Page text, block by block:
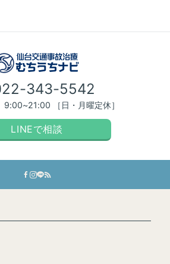
343-5542
9:00~21:00 ［日・月曜定休］
LINEで相談